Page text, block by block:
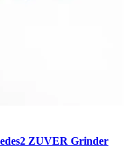
ZUVER Grinder